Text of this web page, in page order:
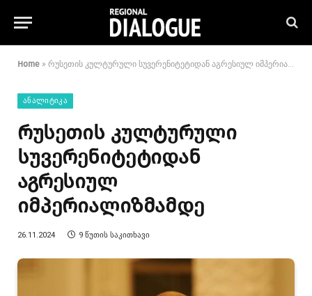
Home » რუსეთის კულტურული სუვერენიტეტიდან აგრესიულ იმპერიალიზმამდე
ᲐᲜᲐᲚᲘᲢᲘᲙᲐ
რუსეთის კულტურული
სუვერენიტეტიდან
აგრესიულ
იმპერიალიზმამდე
26.11.2024 9 ᲬᲣᲗᲘᲡ ᲡᲐᲙᲘᲗᲮᲐᲕᲘ